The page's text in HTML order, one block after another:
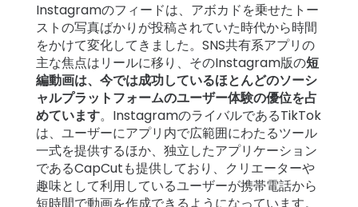
Instagramのフィードは、アボカドを乗せたトー
ストの写真ばかりが投稿されていた時代から時間
をかけて変化してきました。SNS共有系アプリの
主な焦点はリールに移り、そのInstagram版の短
編動画は、今では成功しているほとんどのソーシ
ャルプラットフォームのユーザー体験の優位を占
めています。InstagramのライバルであるTikTok
は、ユーザーにアプリ内で広範囲にわたるツール
一式を提供するほか、独立したアプリケーション
であるCapCutも提供しており、クリエーターや
趣味として利用しているユーザーが携帯電話から